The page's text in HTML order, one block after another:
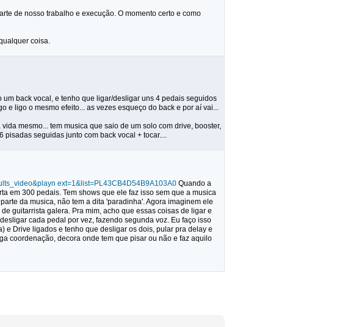
de nosso trabalho e execução. O momento certo e como
coisa.
back vocal, e tenho que ligar/desligar uns 4 pedais seguidos
e ligo o mesmo efeito... as vezes esqueço do back e por aí vai...
mesmo... tem musica que saio de um solo com drive, booster,
seguidas junto com back vocal + tocar....
ext=1&list=PL43CB4D54B9A103A0 Quando a
em 300 pedais. Tem shows que ele faz isso sem que a musica
da musica, não tem a dita 'paradinha'. Agora imaginem ele
guitarrista galera. Pra mim, acho que essas coisas de ligar e
cada pedal por vez, fazendo segunda voz. Eu faço isso
e Drive ligados e tenho que desligar os dois, pular pra delay e
coordenação, decora onde tem que pisar ou não e faz aquilo